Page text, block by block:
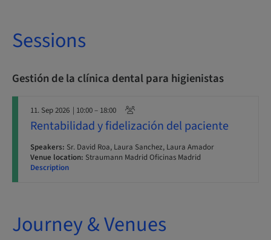
Sessions
Gestión de la clínica dental para higienistas
11. Sep 2026 | 10:00 – 18:00
Rentabilidad y fidelización del paciente
Speakers: Sr. David Roa, Laura Sanchez, Laura Amador
Venue location: Straumann Madrid Oficinas Madrid
Description
Journey & Venues